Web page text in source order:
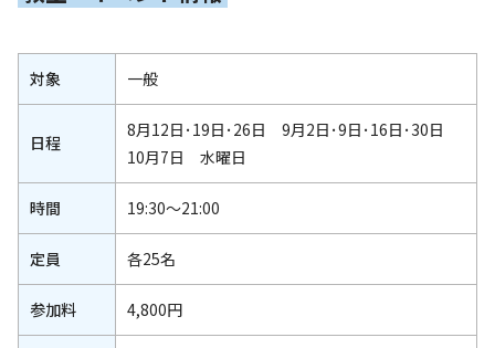
対象 一般
日程
8月12日･19日･26日 9月2日･9日･16日･30日
10月7日 水曜日
時間 19:30～21:00
定員 各25名
参加料 4,800円